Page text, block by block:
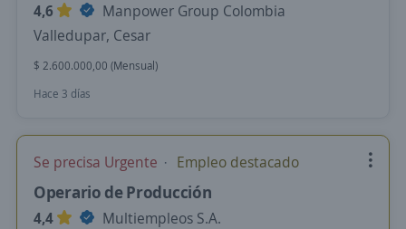
4,6
Manpower Group Colombia
Valledupar, Cesar
$ 2.600.000,00 (Mensual)
Hace 3 días
Se precisa Urgente Empleo destacado
Operario de Producción
4,4
Multiempleos S.A.